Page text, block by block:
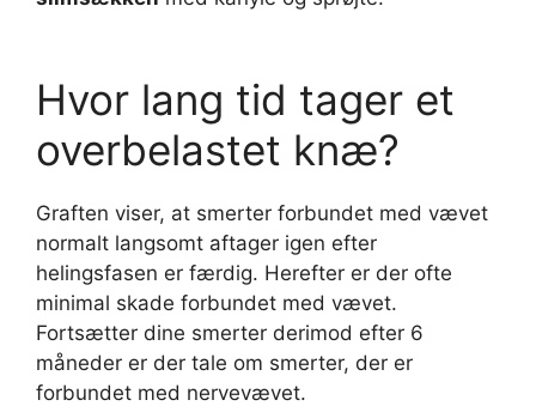
Hvor lang tid tager et
overbelastet knæ?
Graften viser, at smerter forbundet med vævet
normalt langsomt aftager igen efter
helingsfasen er færdig. Herefter er der ofte
minimal skade forbundet med vævet.
Fortsætter dine smerter derimod efter 6
måneder er der tale om smerter, der er
forbundet med nervevævet.